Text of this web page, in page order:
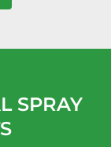
SPRAY